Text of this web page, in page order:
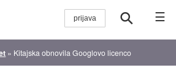
☰
» Kitajska obnovila Googlovo licenco